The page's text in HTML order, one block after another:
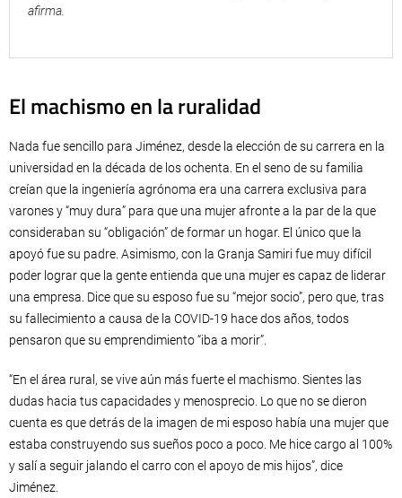
afirma.
El machismo en la ruralidad
Nada fue sencillo para Jiménez, desde la elección de su carrera en la
universidad en la década de los ochenta. En el seno de su familia
creían que la ingeniería agrónoma era una carrera exclusiva para
varones y “muy dura” para que una mujer afronte a la par de la que
consideraban su “obligación” de formar un hogar. El único que la
apoyó fue su padre. Asimismo, con la Granja Samiri fue muy difícil
poder lograr que la gente entienda que una mujer es capaz de liderar
una empresa. Dice que su esposo fue su “mejor socio”, pero que, tras
su fallecimiento a causa de la COVID-19 hace dos años, todos
pensaron que su emprendimiento “iba a morir”.
“En el área rural, se vive aún más fuerte el machismo. Sientes las
dudas hacia tus capacidades y menosprecio. Lo que no se dieron
cuenta es que detrás de la imagen de mi esposo había una mujer que
estaba construyendo sus sueños poco a poco. Me hice cargo al 100%
y salí a seguir jalando el carro con el apoyo de mis hijos”, dice
Jiménez.